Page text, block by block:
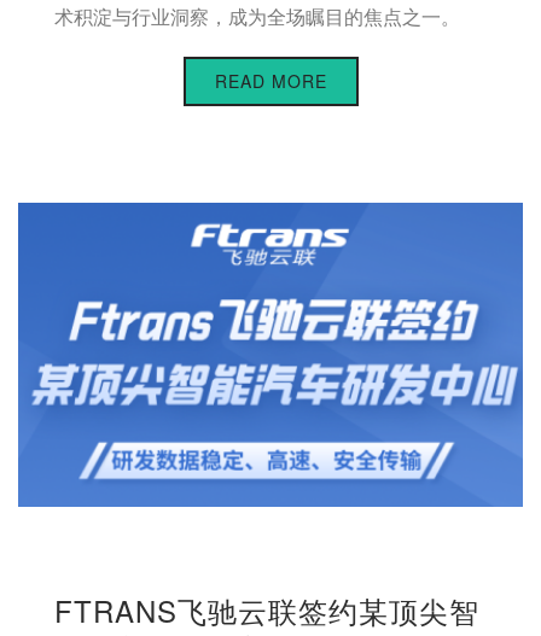
术积淀与行业洞察，成为全场瞩目的焦点之一。
READ MORE
FTRANS飞驰云联签约某顶尖智